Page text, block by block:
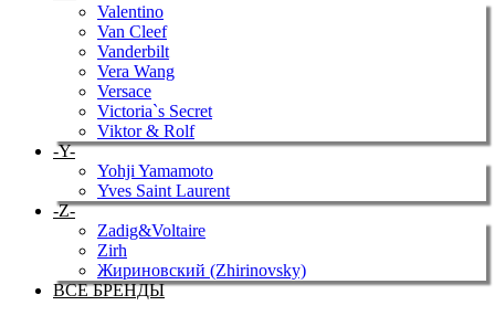
Valentino
Van Cleef
Vanderbilt
Vera Wang
Versace
Victoria`s Secret
Viktor & Rolf
-Y-
Yohji Yamamoto
Yves Saint Laurent
-Z-
Zadig&Voltaire
Zirh
Жириновский (Zhirinovsky)
ВСЕ БРЕНДЫ